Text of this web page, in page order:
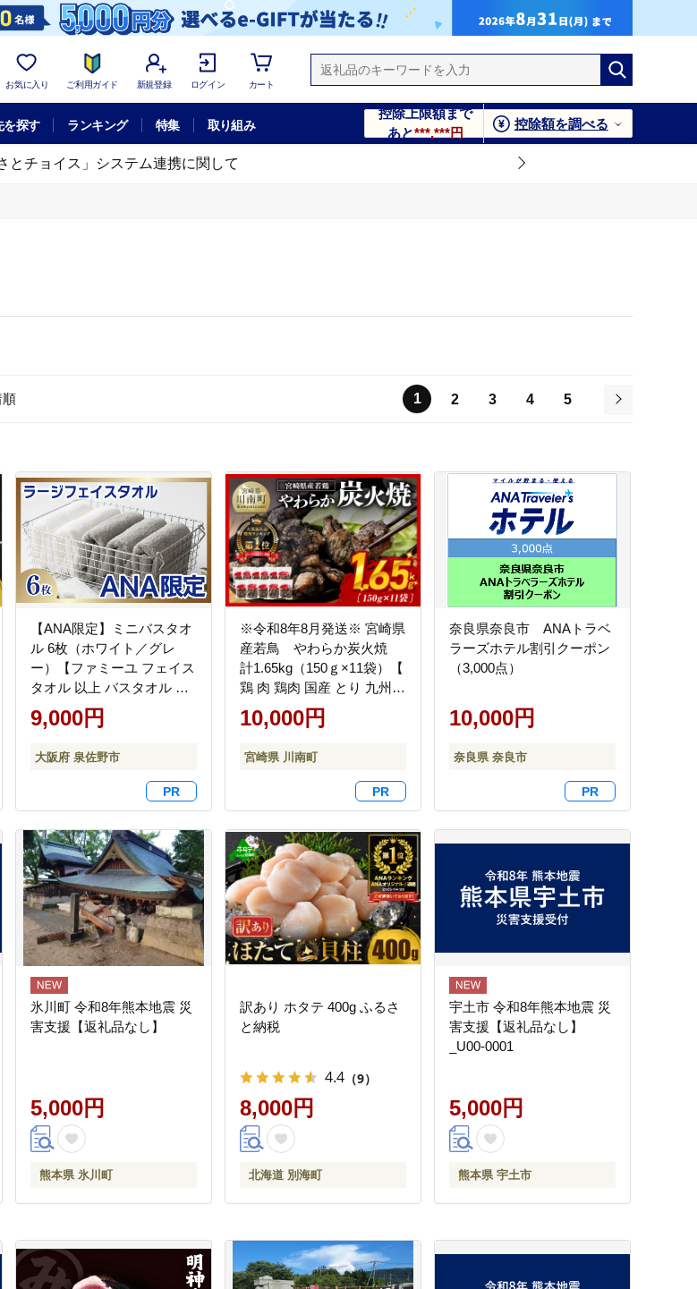
お気に入り ご利用ガイド 新規登録 ログイン カート
を探す ランキング 特集 取り組み
控除上限額まで
あと***,***円
控除額を調べる
とチョイス」システム連携に関して
順 1 2 3 4
5
【ANA限定】ミニバスタオ
ル 6枚（ホワイト／グレ
ー）【ファミーユ フェイス
タオル 以上 バスタオル 未
満 泉州タオル 吸水 普段使
い シンプル 日用品 たお
9,000円
大阪府 泉佐野市
※令和8年8月発送※ 宮崎県
産若鳥 やわらか炭火焼
計1.65kg（150ｇ×11袋）【
鶏 肉 鶏肉 国産 とり 九州産
鳥 宮崎県産 小分け 炭火焼
き 】 [C00901r808]
10,000円
宮崎県 川南町
奈良県奈良市 ANAトラベ
ラーズホテル割引クーポン
（3,000点）
10,000円
奈良県 奈良市
氷川町 令和8年熊本地震 災
害支援【返礼品なし】
5,000円
熊本県 氷川町
訳あり ホタテ 400g ふるさ
と納税
4.4 （9）
8,000円
北海道 別海町
宇土市 令和8年熊本地震 災
害支援【返礼品なし】
_U00-0001
5,000円
熊本県 宇土市